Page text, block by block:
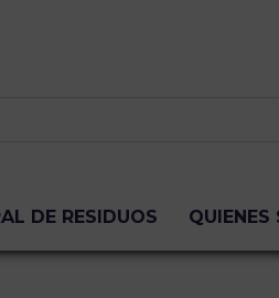
DE RESIDUOS QUIENES